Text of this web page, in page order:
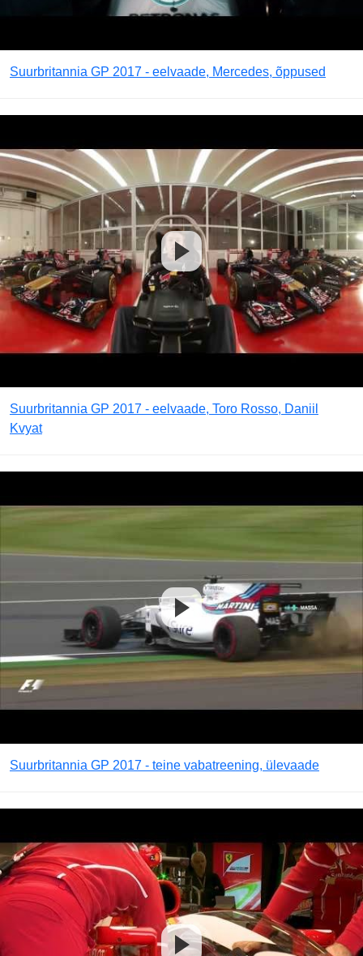
Suurbritannia GP 2017 - eelvaade, Mercedes, õppused
Suurbritannia GP 2017 - eelvaade, Toro Rosso, Daniil
Kvyat
Suurbritannia GP 2017 - teine vabatreening, ülevaade